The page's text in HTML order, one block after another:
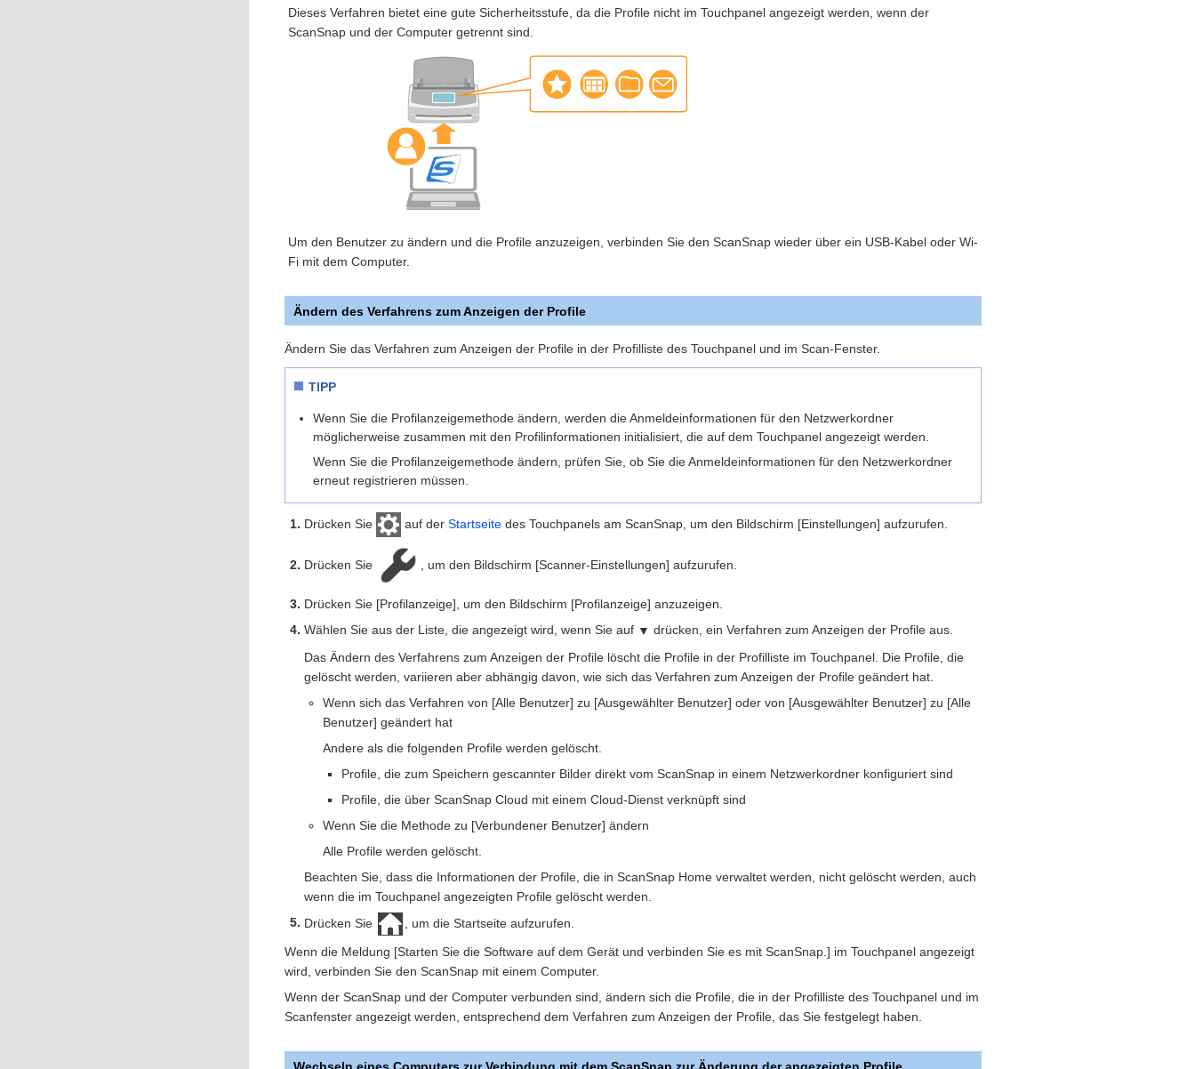
Dieses Verfahren bietet eine gute Sicherheitsstufe, da die Profile nicht im Touchpanel angezeigt werden, wenn der
ScanSnap und der Computer getrennt sind.
Um den Benutzer zu ändern und die Profile anzuzeigen, verbinden Sie den ScanSnap wieder über ein USB-Kabel oder Wi-
Fi mit dem Computer.
Ändern des Verfahrens zum Anzeigen der Profile
Ändern Sie das Verfahren zum Anzeigen der Profile in der Profilliste des Touchpanel und im Scan-Fenster.
TIPP
Wenn Sie die Profilanzeigemethode ändern, werden die Anmeldeinformationen für den Netzwerkordner
möglicherweise zusammen mit den Profilinformationen initialisiert, die auf dem Touchpanel angezeigt werden.
Wenn Sie die Profilanzeigemethode ändern, prüfen Sie, ob Sie die Anmeldeinformationen für den Netzwerkordner
erneut registrieren müssen.
Drücken Sie auf der Startseite des Touchpanels am ScanSnap, um den Bildschirm [Einstellungen] aufzurufen.
Drücken Sie , um den Bildschirm [Scanner-Einstellungen] aufzurufen.
Drücken Sie [Profilanzeige], um den Bildschirm [Profilanzeige] anzuzeigen.
Wählen Sie aus der Liste, die angezeigt wird, wenn Sie auf ▼ drücken, ein Verfahren zum Anzeigen der Profile aus.
Das Ändern des Verfahrens zum Anzeigen der Profile löscht die Profile in der Profilliste im Touchpanel. Die Profile, die
gelöscht werden, variieren aber abhängig davon, wie sich das Verfahren zum Anzeigen der Profile geändert hat.
Wenn sich das Verfahren von [Alle Benutzer] zu [Ausgewählter Benutzer] oder von [Ausgewählter Benutzer] zu [Alle
Benutzer] geändert hat
Andere als die folgenden Profile werden gelöscht.
Profile, die zum Speichern gescannter Bilder direkt vom ScanSnap in einem Netzwerkordner konfiguriert sind
Profile, die über ScanSnap Cloud mit einem Cloud-Dienst verknüpft sind
Wenn Sie die Methode zu [Verbundener Benutzer] ändern
Alle Profile werden gelöscht.
Beachten Sie, dass die Informationen der Profile, die in ScanSnap Home verwaltet werden, nicht gelöscht werden, auch
wenn die im Touchpanel angezeigten Profile gelöscht werden.
Drücken Sie
, um die Startseite aufzurufen.
Wenn die Meldung [Starten Sie die Software auf dem Gerät und verbinden Sie es mit ScanSnap.] im Touchpanel angezeigt
wird, verbinden Sie den ScanSnap mit einem Computer.
Wenn der ScanSnap und der Computer verbunden sind, ändern sich die Profile, die in der Profilliste des Touchpanel und im
Scanfenster angezeigt werden, entsprechend dem Verfahren zum Anzeigen der Profile, das Sie festgelegt haben.
Wechseln eines Computers zur Verbindung mit dem ScanSnap zur Änderung der angezeigten Profile